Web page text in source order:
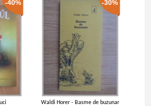
Edmondo de Amicis - Cuore inima
IN STOC
Pret:
13,00Lei9,10
Adaugă în coș
-40% -30%
Waldi Horer - Basme de buzunar